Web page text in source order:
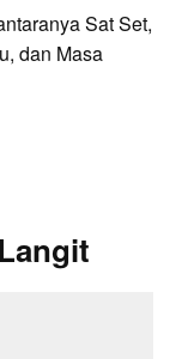
Sat Set,
dan Masa